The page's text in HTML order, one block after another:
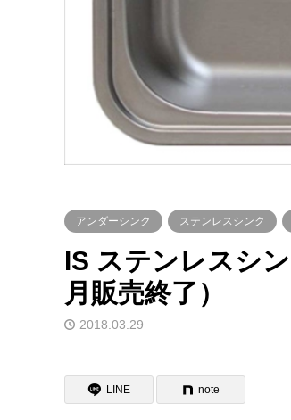
アンダーシンク ステンレスシンク
IS ステンレスシ
月販売終了）
2018.03.29
LINE note